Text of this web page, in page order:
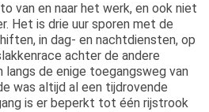
van en naar het werk, en ook niet
Het is drie uur sporen met de
in dag- en nachtdiensten, op
achter de andere
langs de enige toegangsweg van
was altijd al een tijdrovende
is er beperkt tot één rijstrook